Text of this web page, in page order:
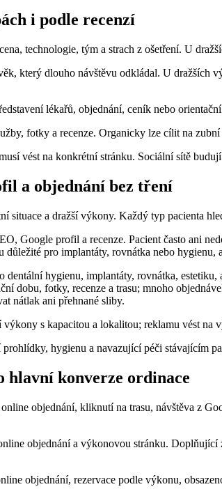
i podle recenzí
technologie, tým a strach z ošetření. U
který dlouho návštěvu odkládal. U
lékařů, objednání, ceník nebo
fotky a recenze. Organicky lze cílit na
vést na konkrétní stránku. Sociální sítě
a objednání bez tření
situace a dražší výkony. Každý typ pacienta
Google profil a recenze. Pacient často ani
pro implantáty, rovnátka nebo hygienu,
hygienu, implantáty, rovnátka,
dobu, fotky, recenze a trasu; mnoho
nátlak ani přehnané sliby.
s kapacitou a lokalitou; reklamu vést na
hygienu a navazující péči stávajícím
hlavní konverze ordinace
objednání, kliknutí na trasu, návštěva z
objednání a výkonovou stránku.
objednání, rezervace podle výkonu,